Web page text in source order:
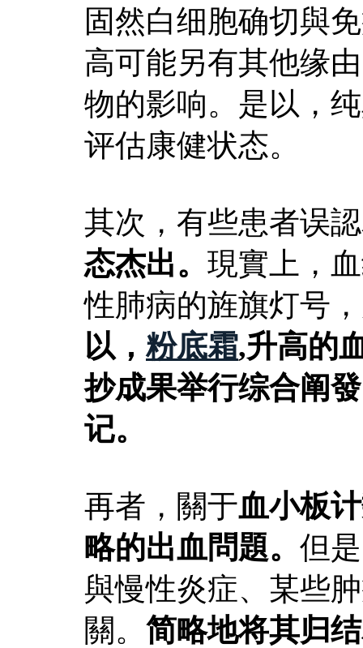
固然白细胞确切與
高可能另有其他缘
物的影响。是以，
评估康健状态。
其次，有些患者误
态杰出。 現實上，
性肺病的旌旗灯号
以， 粉底霜,升高的
抄成果举行综合阐
记。
再者，關于血小板
略的出血問題。 但
與慢性炎症、某些
關。 简略地将其归